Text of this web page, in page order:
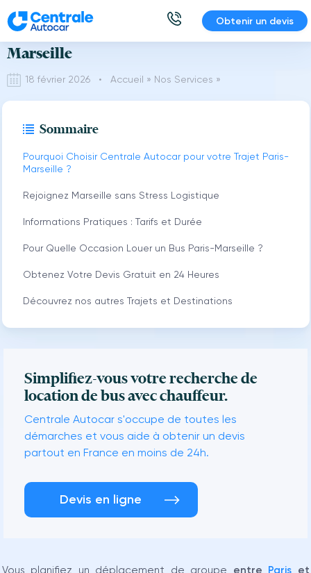
Aller
au
contenu
Obtenir un devis
Location Bus Autocar avec chauffeur Paris-
Marseille
18 février 2026 • Accueil » Nos Services »
Sommaire
Pourquoi Choisir Centrale Autocar pour votre Trajet Paris-
Marseille ?
Rejoignez Marseille sans Stress Logistique
Informations Pratiques : Tarifs et Durée
Pour Quelle Occasion Louer un Bus Paris-Marseille ?
Obtenez Votre Devis Gratuit en 24 Heures
Découvrez nos autres Trajets et Destinations
Simplifiez-vous votre recherche de
location de bus avec chauffeur.
Centrale Autocar s'occupe de toutes les
démarches et vous aide à obtenir un devis
partout en France en moins de 24h.
Devis en ligne
Vous planifiez un déplacement de groupe entre Paris et